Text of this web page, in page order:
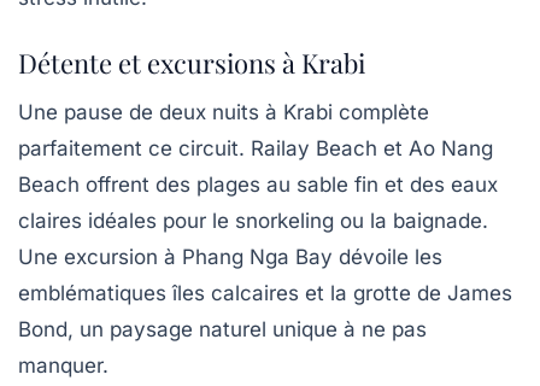
Détente et excursions à Krabi
Une pause de deux nuits à Krabi complète
parfaitement ce circuit. Railay Beach et Ao Nang
Beach offrent des plages au sable fin et des eaux
claires idéales pour le snorkeling ou la baignade.
Une excursion à Phang Nga Bay dévoile les
emblématiques îles calcaires et la grotte de James
Bond, un paysage naturel unique à ne pas
manquer.